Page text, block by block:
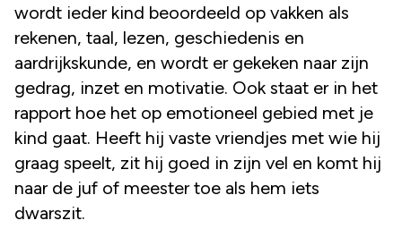
wordt ieder kind beoordeeld op vakken als
rekenen, taal, lezen, geschiedenis en
aardrijkskunde, en wordt er gekeken naar zijn
gedrag, inzet en motivatie. Ook staat er in het
rapport hoe het op emotioneel gebied met je
kind gaat. Heeft hij vaste vriendjes met wie hij
graag speelt, zit hij goed in zijn vel en komt hij
naar de juf of meester toe als hem iets
dwarszit.